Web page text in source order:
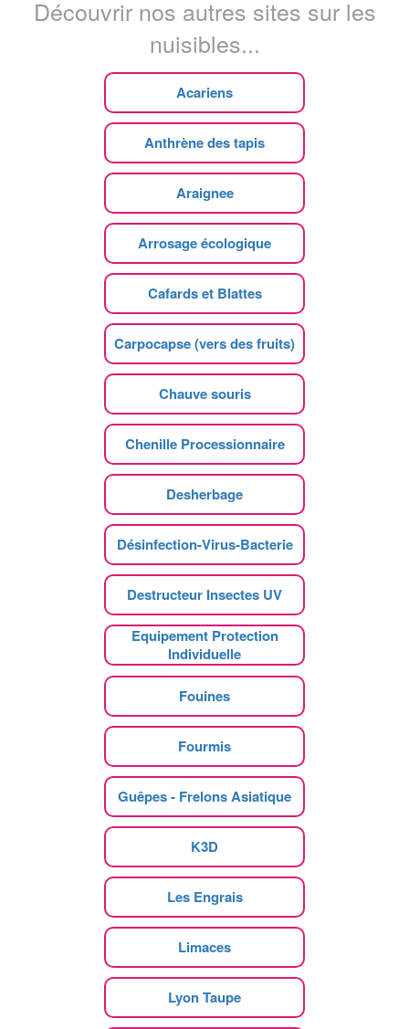
Découvrir nos autres sites sur les
nuisibles...
Acariens
Anthrène des tapis
Araignee
Arrosage écologique
Cafards et Blattes
Carpocapse (vers des fruits)
Chauve souris
Chenille Processionnaire
Desherbage
Désinfection-Virus-Bacterie
Destructeur Insectes UV
Equipement Protection
Individuelle
Fouines
Fourmis
Guêpes - Frelons Asiatique
K3D
Les Engrais
Limaces
Lyon Taupe